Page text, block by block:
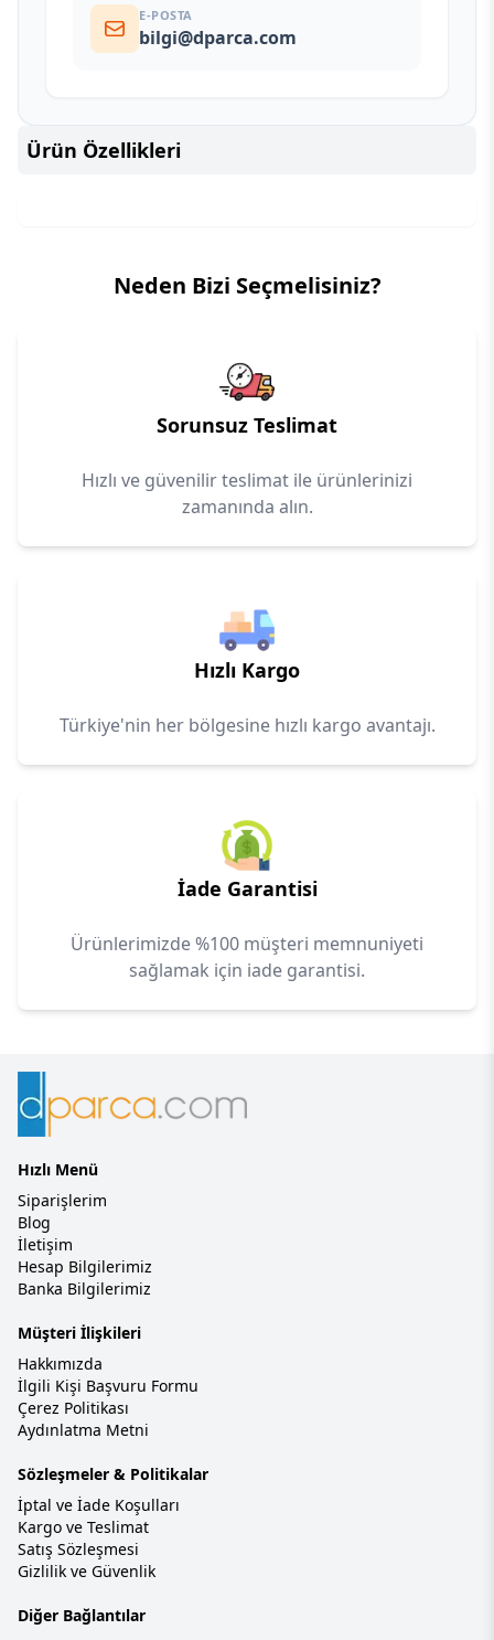
E-POSTA
bilgi@dparca.com
Ürün Özellikleri
Neden Bizi Seçmelisiniz?
Sorunsuz Teslimat
Hızlı ve güvenilir teslimat ile ürünlerinizi
zamanında alın.
Hızlı Kargo
Türkiye'nin her bölgesine hızlı kargo avantajı.
İade Garantisi
Ürünlerimizde %100 müşteri memnuniyeti
sağlamak için iade garantisi.
Hızlı Menü
Siparişlerim
Blog
İletişim
Hesap Bilgilerimiz
Banka Bilgilerimiz
Müşteri İlişkileri
Hakkımızda
İlgili Kişi Başvuru Formu
Çerez Politikası
Aydınlatma Metni
Sözleşmeler & Politikalar
İptal ve İade Koşulları
Kargo ve Teslimat
Satış Sözleşmesi
Gizlilik ve Güvenlik
Diğer Bağlantılar